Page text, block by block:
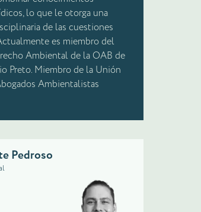
lo que le otorga una
de las cuestiones
es miembro del
Ambiental de la OAB de
Preto. Miembro de la Unión
Ambientalistas
Pedroso